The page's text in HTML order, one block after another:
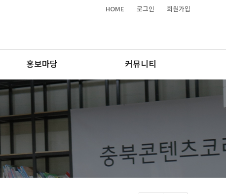
HOME 로그인 회원가입
홍보마당 커뮤니티